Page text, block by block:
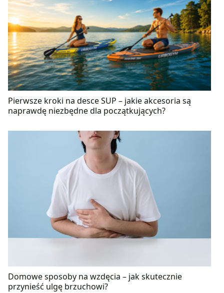
fizyczna kilka razy w tygodniu.
Pierwsze kroki na desce SUP – jakie akcesoria są
naprawdę niezbędne dla początkujących?
Domowe sposoby na wzdęcia – jak skutecznie
przynieść ulgę brzuchowi?